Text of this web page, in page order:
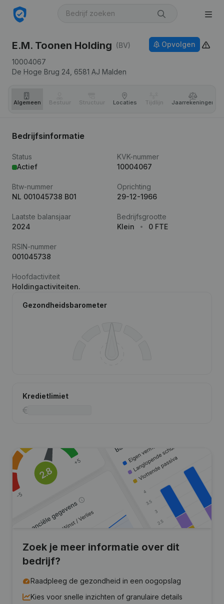
E.M. Toonen Holding (BV)
10004067
De Hoge Brug 24, 6581 AJ Malden
Opvolgen
Algemeen Bestuur Structuur Locaties Tijdlijn Jaar­rekeningen
Bedrijfsinformatie
Status
Actief
KVK-nummer
10004067
Btw-nummer
NL 001045738 B01
Oprichting
29-12-1966
Laatste balansjaar
2024
Bedrijfsgrootte
Klein
0 FTE
RSIN-nummer
001045738
Hoofdactiviteit
Holdingactiviteiten.
Gezondheidsbarometer
Kredietlimiet
Zoek je meer informatie over dit
bedrijf?
Raadpleeg de gezondheid in een oogopslag
Kies voor snelle inzichten of granulaire details